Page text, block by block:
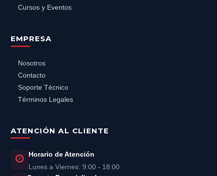
Cursos y Eventos
EMPRESA
Nosotros
Contacto
Soporte Técnico
Términos Legales
ATENCIÓN AL CLIENTE
Horario de Atención
Lunes a Viernes: 9:00 - 18:00